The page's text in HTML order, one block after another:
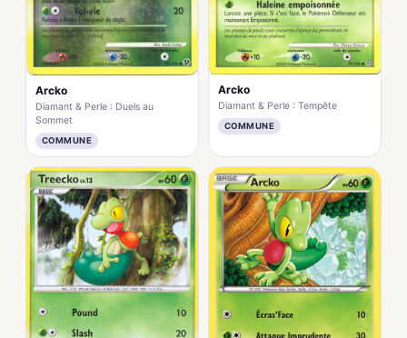
Arcko
Diamant & Perle : Duels au
Sommet
COMMUNE
Arcko
Diamant & Perle : Tempête
COMMUNE